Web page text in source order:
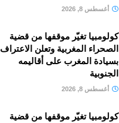
أغسطس 8, 2026
كولومبيا تغيّر موقفها من قضية
الصحراء المغربية وتعلن الاعتراف
بسيادة المغرب على أقاليمه
الجنوبية
أغسطس 8, 2026
كولومبيا تغيّر موقفها من قضية